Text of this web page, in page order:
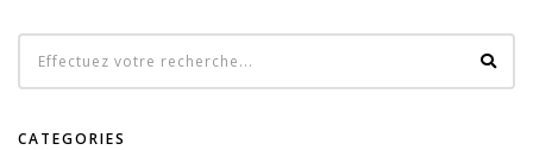
CATEGORIES